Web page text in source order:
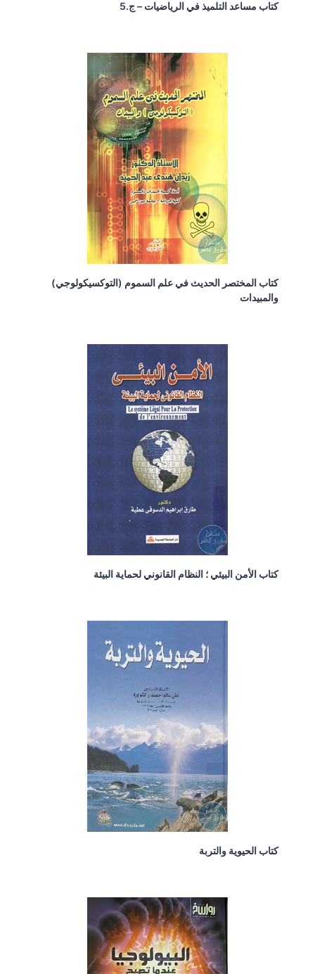
كتاب مساعد التلميذ في الرياضيات – ج.5
كتاب المختصر الحديث في علم السموم (التوكسيكولوجي)
والمبيدات
كتاب الأمن البيئي ؛ النظام القانوني لحماية البيئة
كتاب الحيوية والتربة